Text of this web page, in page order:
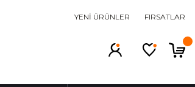
YENİ ÜRÜNLER FIRSATLAR